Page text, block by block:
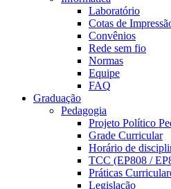
Laboratório
Cotas de
Convênios
Rede sem fio
Normas
Equipe
FAQ
Graduação
Pedagogia
Projeto Político
Grade Curricular
Horário de
TCC (EP808 /
Práticas
Legislação